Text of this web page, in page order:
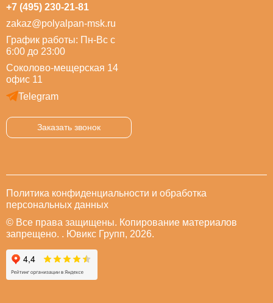
+7 (495) 230-21-81
zakaz@polyalpan-msk.ru
График работы: Пн-Вс с
6:00 до 23:00
Соколово-мещерская 14
офис 11
Telegram
Заказать звонок
Политика конфиденциальности и обработка
персональных данных
© Все права защищены. Копирование материалов
запрещено. . Ювикс Групп, 2026.